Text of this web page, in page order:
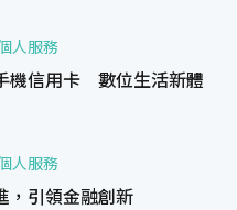
人服務
機信用卡 數位生活新體
人服務
，引領金融創新